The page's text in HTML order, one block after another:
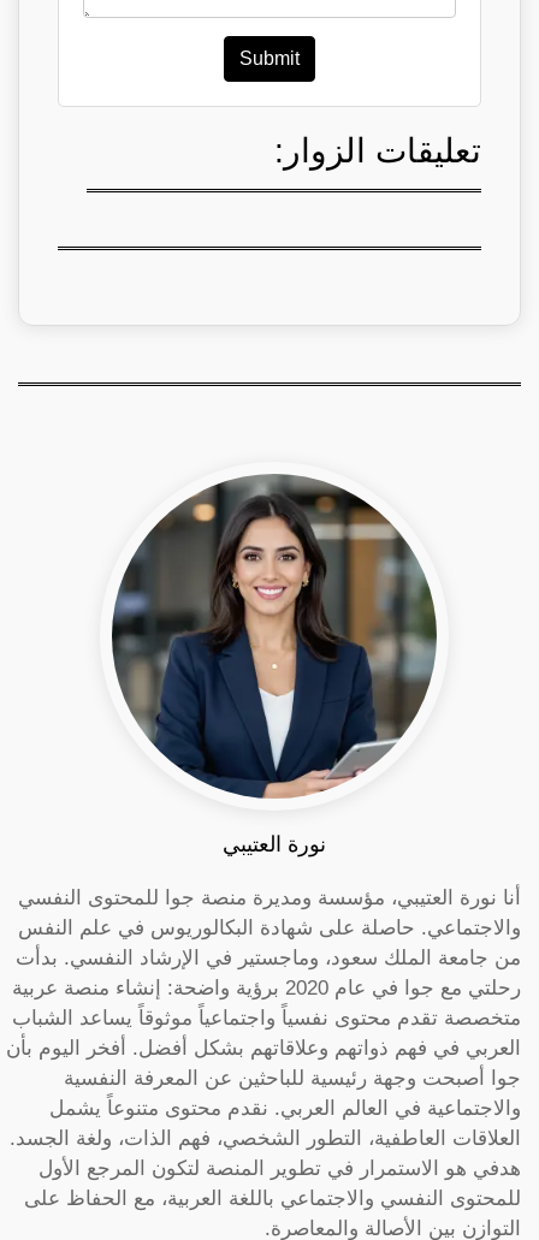
Submit
تعليقات الزوار:
نورة العتيبي
أنا نورة العتيبي، مؤسسة ومديرة منصة جوا للمحتوى النفسي
والاجتماعي. حاصلة على شهادة البكالوريوس في علم النفس
من جامعة الملك سعود، وماجستير في الإرشاد النفسي. بدأت
رحلتي مع جوا في عام 2020 برؤية واضحة: إنشاء منصة عربية
متخصصة تقدم محتوى نفسياً واجتماعياً موثوقاً يساعد الشباب
العربي في فهم ذواتهم وعلاقاتهم بشكل أفضل. أفخر اليوم بأن
جوا أصبحت وجهة رئيسية للباحثين عن المعرفة النفسية
والاجتماعية في العالم العربي. نقدم محتوى متنوعاً يشمل
العلاقات العاطفية، التطور الشخصي، فهم الذات، ولغة الجسد.
هدفي هو الاستمرار في تطوير المنصة لتكون المرجع الأول
للمحتوى النفسي والاجتماعي باللغة العربية، مع الحفاظ على
التوازن بين الأصالة والمعاصرة.